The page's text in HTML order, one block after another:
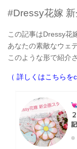
#Dressy花嫁
この記事はDressy花
あなたの素敵なウェ
このような形で紹介
（ 詳しくはこちらを